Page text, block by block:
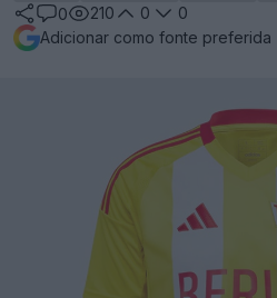
0
210 0
0
Adicionar como fonte preferida